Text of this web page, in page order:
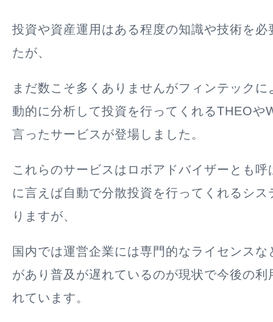
投資や資産運用はある程度の知識や技術を必
たが、
まだ数こそ多くありませんがフィンテック
動的に分析して投資を行ってくれるTHEOや
言ったサービスが登場しました。
これらのサービスはロボアドバイザーとも
に言えば自動で分散投資を行ってくれるシ
りますが、
国内では運営企業には専門的なライセンス
があり普及が遅れているのが現状で今後の利
れています。